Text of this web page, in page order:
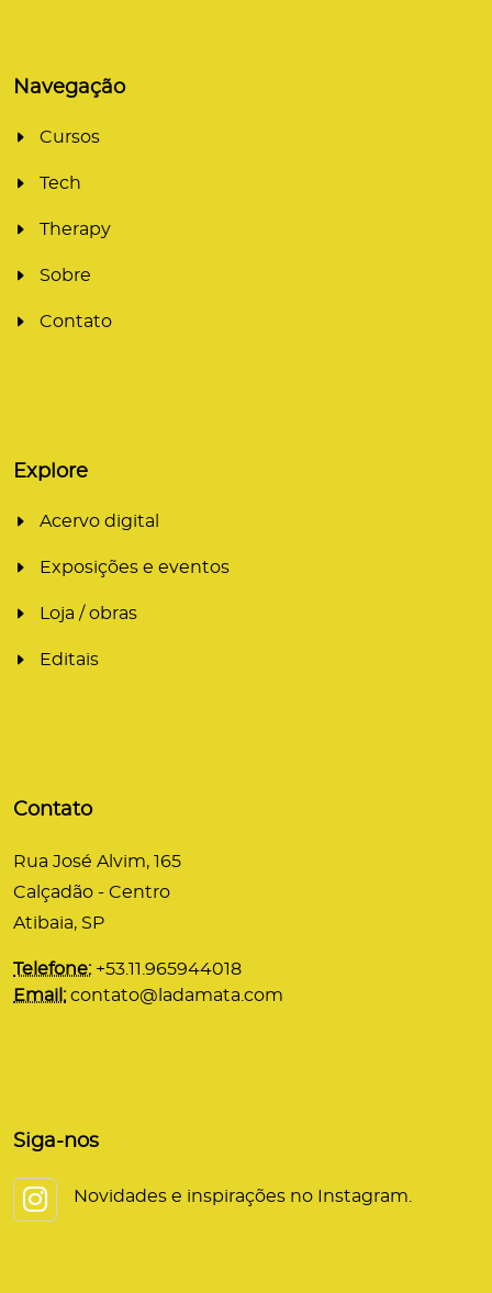
Navegação
Cursos
Tech
Therapy
Sobre
Contato
Explore
Acervo digital
Exposições e eventos
Loja / obras
Editais
Contato
Rua José Alvim, 165
Calçadão - Centro
Atibaia, SP
Telefone: +53.11.965944018
Email: contato@ladamata.com
Siga-nos
Novidades e inspirações no Instagram.